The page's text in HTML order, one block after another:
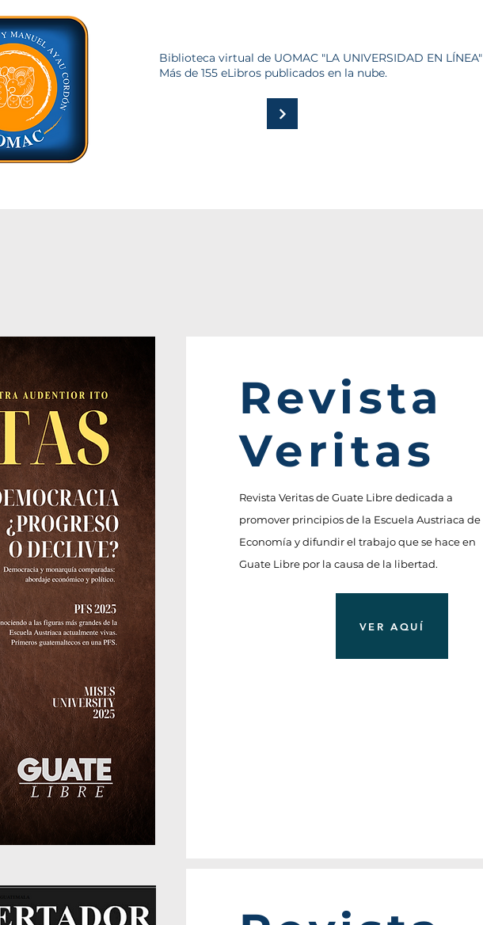
Biblioteca virtual de UOMAC "LA UNIVERSIDAD EN LÍNEA"
Más de 155 eLibros publicados en la nube.
Revista
Veritas
Revista Veritas de Guate Libre dedicada a
promover principios de la Escuela Austriaca de
Economía y difundir el trabajo que se hace en
Guate Libre por la causa de la libertad.
VER AQUÍ